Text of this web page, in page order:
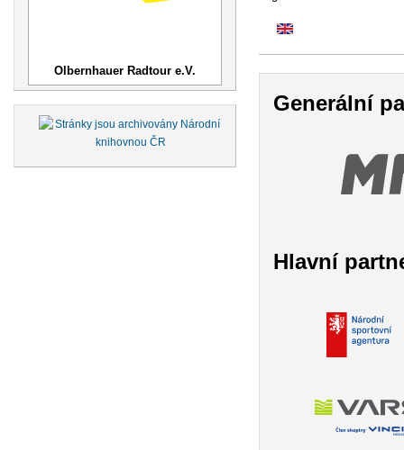
Olbernhauer Radtour e.V.
Generální
Hlavní